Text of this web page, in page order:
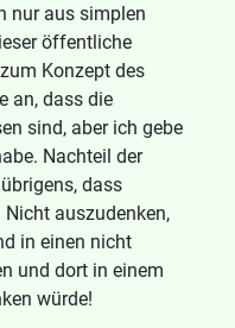
nur aus simplen
öffentliche
Konzept des
an, dass die
sind, aber ich gebe
Nachteil der
dass
auszudenken,
in einen nicht
und dort in einem
würde!